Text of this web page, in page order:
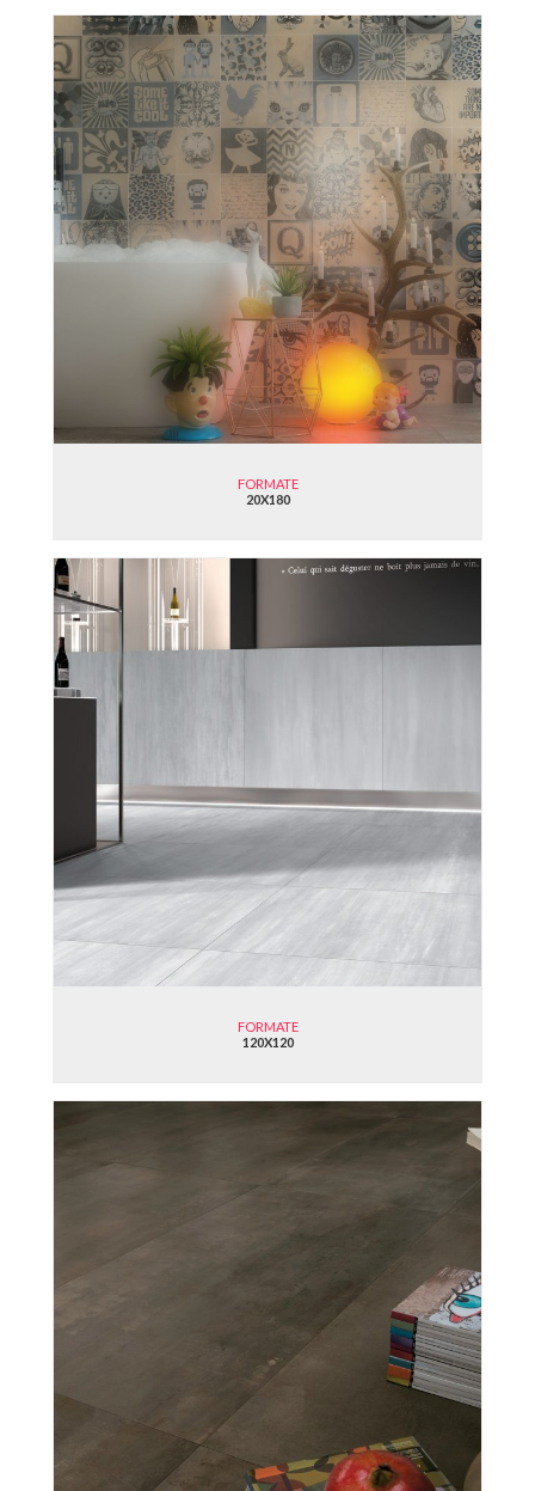
FORMATE
20X180
FORMATE
120X120